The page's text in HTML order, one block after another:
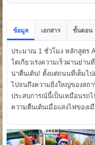
ข้อมูล เอกสาร ขั้นตอน
ประมาณ 1 ชั่วโมง หลักสูตร
โตเกียวเร่งความเร็วผ่านย่า
น่าตื่นเต้น! ตั้งแต่ถนนที่เต็มไ
ไปจนถึงความยิ่งใหญ่ของสถ
ประสบการณ์นี้เป็นเหมือนรถไ
ความตื่นเต้นเมื่อแสงไฟของ